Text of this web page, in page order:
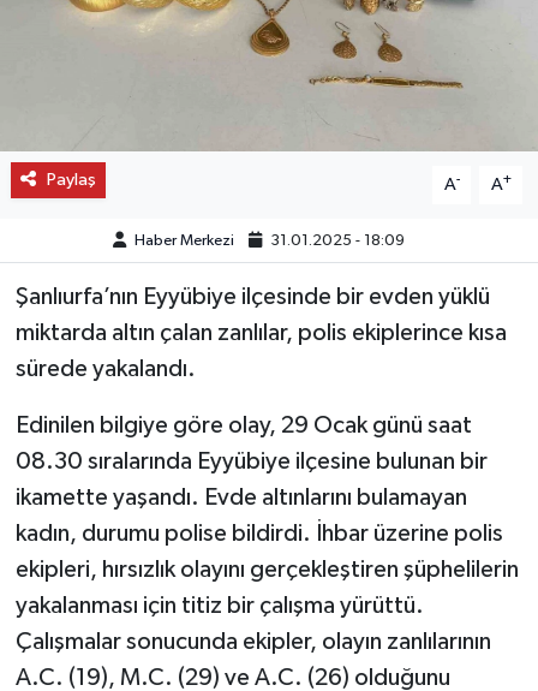
Paylaş A- A+
Haber Merkezi 31.01.2025 - 18:09
Şanlıurfa’nın Eyyübiye ilçesinde bir evden yüklü
miktarda altın çalan zanlılar, polis ekiplerince kısa
sürede yakalandı.
Edinilen bilgiye göre olay, 29 Ocak günü saat
08.30 sıralarında Eyyübiye ilçesine bulunan bir
ikamette yaşandı. Evde altınlarını bulamayan
kadın, durumu polise bildirdi. İhbar üzerine polis
ekipleri, hırsızlık olayını gerçekleştiren şüphelilerin
yakalanması için titiz bir çalışma yürüttü.
Çalışmalar sonucunda ekipler, olayın zanlılarının
A.C. (19), M.C. (29) ve A.C. (26) olduğunu
SAĞLIK
SPOR